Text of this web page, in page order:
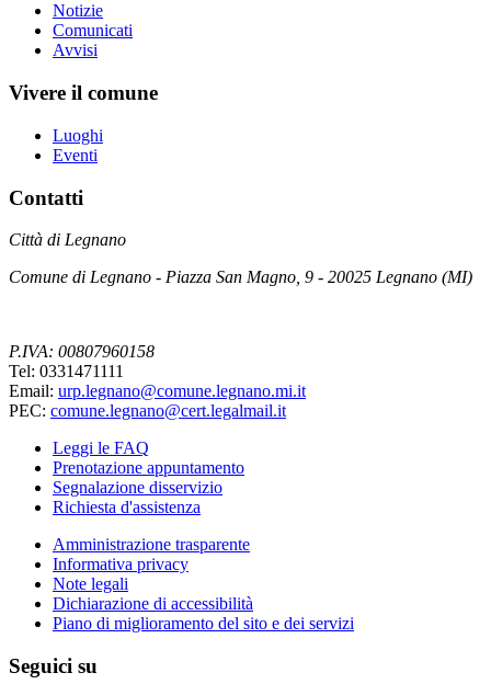
Notizie
Comunicati
Avvisi
Vivere il comune
Luoghi
Eventi
Contatti
Città di Legnano
Comune di Legnano - Piazza San Magno, 9 - 20025 Legnano (MI)
P.IVA: 00807960158
Tel: 0331471111
Email: urp.legnano@comune.legnano.mi.it
PEC: comune.legnano@cert.legalmail.it
Leggi le FAQ
Prenotazione appuntamento
Segnalazione disservizio
Richiesta d'assistenza
Amministrazione trasparente
Informativa privacy
Note legali
Dichiarazione di accessibilità
Piano di miglioramento del sito e dei servizi
Seguici su